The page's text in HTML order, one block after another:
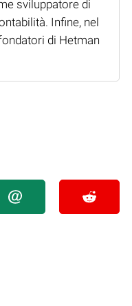
sviluppatore di
Infine, nel
di Hetman